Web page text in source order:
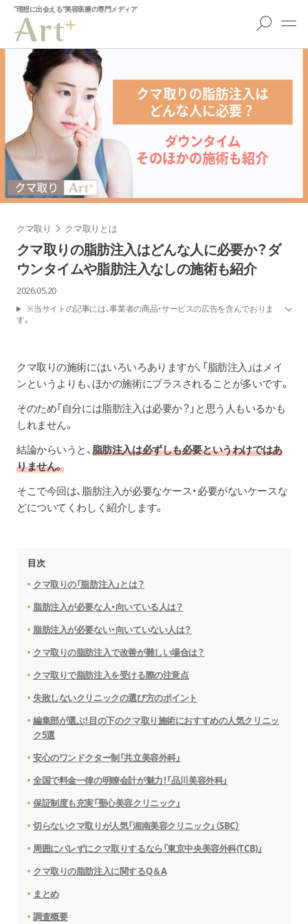
”理想に出会える”美容医療の専門メディア
クマ取り クマ取りとは
クマ取りの脂肪注入はどんな人に必要か？ダ
ウンタイムや脂肪注入なしの施術も紹介
2026.05.20
※当サイトの記事には、事業者の商品・サービスの広告を含んでおりま
す。
クマ取りの施術にはいろいろありますが、「脂肪注入」はメイ
ンというよりも、ほかの施術にプラスされることが多いです。
そのため「自分には脂肪注入は必要か？」と思う人もいるかも
しれません。
結論からいうと、脂肪注入は必ずしも必要というわけではあ
りません。
そこで今回は、脂肪注入が必要なケース・必要がないケースな
どについてくわしく紹介します。
目次
クマ取りの「脂肪注入」とは？
脂肪注入が必要な人・向いている人は？
脂肪注入が必要ない・向いていない人は？
クマ取りの脂肪注入で改善が難しい場合は？
クマ取りで脂肪注入を受ける際の注意点
失敗しないクリニックの選び方のポイント
編集部が選ぶ！目の下のクマ取り施術におすすめの人気クリニッ
ク5選
安心のワンドクター制「共立美容外科」
全国で料金一律の明瞭会計が魅力！「品川美容外科」
保証制度も充実「聖心美容クリニック」
切らないクマ取りが人気「湘南美容クリニック」（SBC）
周囲にバレずにクマ取りするなら「東京中央美容外科(TCB)」
クマ取りの脂肪注入に関するQ＆A
まとめ
調査概要